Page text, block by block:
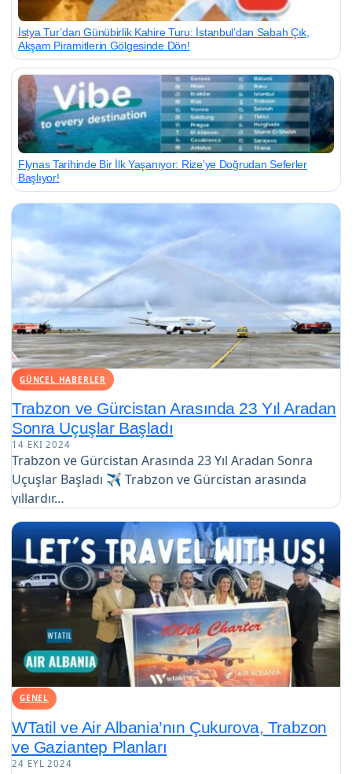
İstya Tur’dan Günübirlik Kahire Turu: İstanbul’dan Sabah Çık,
Akşam Piramitlerin Gölgesinde Dön!
Flynas Tarihinde Bir İlk Yaşanıyor: Rize’ye Doğrudan Seferler
Başlıyor!
GÜNCEL HABERLER
Trabzon ve Gürcistan Arasında 23 Yıl Aradan
Sonra Uçuşlar Başladı
14 EKI 2024
Trabzon ve Gürcistan Arasında 23 Yıl Aradan Sonra
Uçuşlar Başladı ✈️ Trabzon ve Gürcistan arasında
yıllardır…
GENEL
WTatil ve Air Albania’nın Çukurova, Trabzon
ve Gaziantep Planları
24 EYL 2024